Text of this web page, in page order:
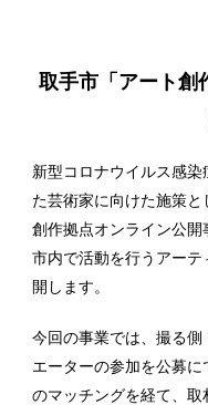
取手市「アート創
新型コロナウイルス感
た芸術家に向けた施策
創作拠点オンライン公
市内で活動を行うアー
開します。
今回の事業では、撮る側
エーターの参加を公募
のマッチングを経て、